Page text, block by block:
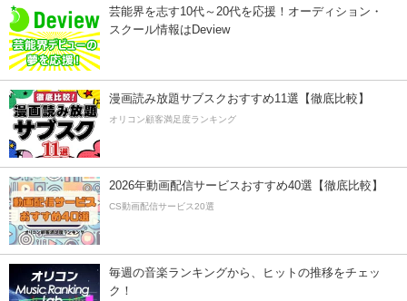
芸能界を志す10代～20代を応援！オーディション・
スクール情報はDeview
漫画読み放題サブスクおすすめ11選【徹底比較】
オリコン顧客満足度ランキング
2026年動画配信サービスおすすめ40選【徹底比較】
CS動画配信サービス20選
毎週の音楽ランキングから、ヒットの推移をチェッ
ク！